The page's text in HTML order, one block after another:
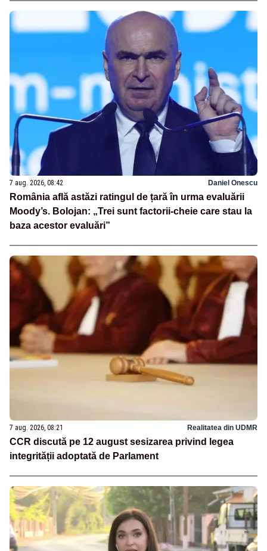
7 aug. 2026, 08:42 Daniel Onescu
România află astăzi ratingul de țară în urma evaluării
Moody’s. Bolojan: „Trei sunt factorii-cheie care stau la
baza acestor evaluări”
7 aug. 2026, 08:21 Realitatea din UDMR
CCR discută pe 12 august sesizarea privind legea
integrității adoptată de Parlament